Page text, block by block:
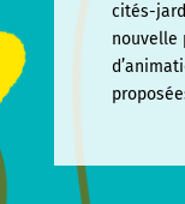
cités-
nouvelle